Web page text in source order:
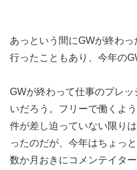
あっという間にGWが終わ
行ったこともあり、今年の
GWが終わって仕事のプレ
いだろう。フリーで働くよ
件が差し迫っていない限り
ったのだが、今年はちょっ
数か月おきにコメンテイタ